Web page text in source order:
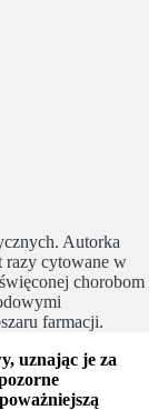
Autorka
razy cytowane w
chorobom
farmacji.
uznając je za